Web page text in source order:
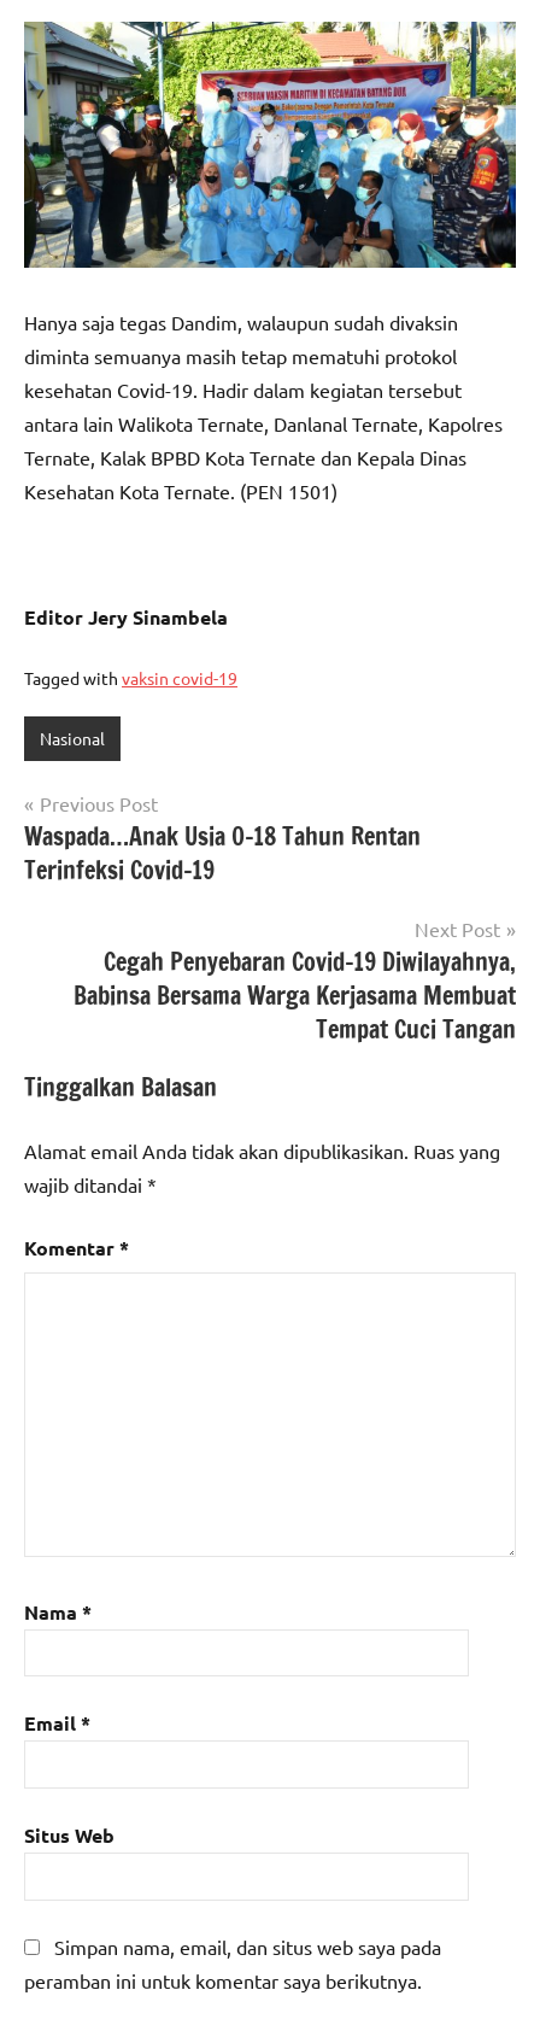
Hanya saja tegas Dandim, walaupun sudah divaksin
diminta semuanya masih tetap mematuhi protokol
kesehatan Covid-19. Hadir dalam kegiatan tersebut
antara lain Walikota Ternate, Danlanal Ternate, Kapolres
Ternate, Kalak BPBD Kota Ternate dan Kepala Dinas
Kesehatan Kota Ternate. (PEN 1501)
Editor Jery Sinambela
Tagged with vaksin covid-19
Nasional
Navigasi
pos
Previous Post
Waspada…Anak Usia 0-18 Tahun Rentan
Terinfeksi Covid-19
Next Post
Cegah Penyebaran Covid-19 Diwilayahnya,
Babinsa Bersama Warga Kerjasama Membuat
Tempat Cuci Tangan
Tinggalkan Balasan
Alamat email Anda tidak akan dipublikasikan. Ruas yang
wajib ditandai *
Komentar*
Nama *
Email*
Situs Web
Simpan nama, email, dan situs web saya pada
peramban ini untuk komentar saya berikutnya.